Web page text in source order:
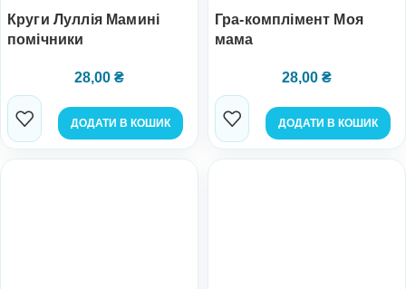
Круги Луллія Мамині
помічники
28,00 ₴
ДОДАТИ В КОШИК
Гра-комплімент Моя
мама
28,00 ₴
ДОДАТИ В КОШИК